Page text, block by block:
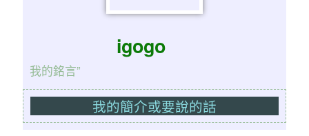
igogo
我的銘言”
我的簡介或要說的話